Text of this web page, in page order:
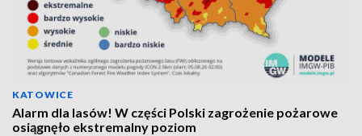
KATOWICE
Alarm dla lasów! W części Polski zagrożenie pożarowe
osiągnęło ekstremalny poziom